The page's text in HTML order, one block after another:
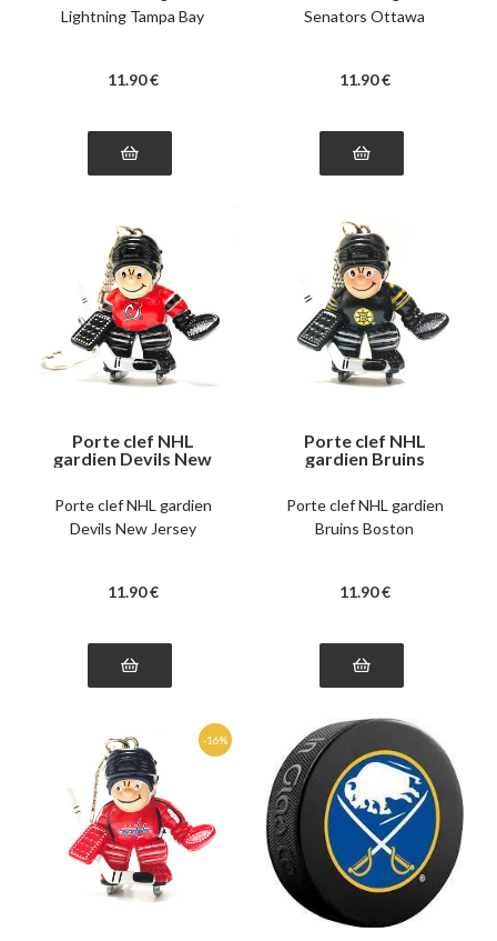
Lightning Tampa Bay
11.90 €
Senators Ottawa
11.90 €
Porte clef NHL
gardien Devils New
Porte clef NHL gardien
Devils New Jersey
11.90 €
Porte clef NHL
gardien Bruins
Porte clef NHL gardien
Bruins Boston
11.90 €